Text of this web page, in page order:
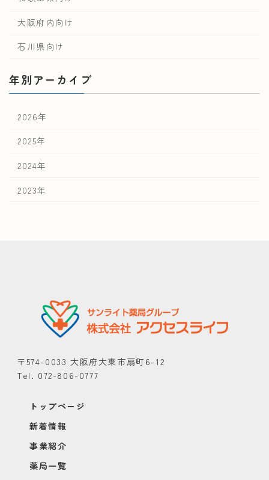
大阪府内向け
石川県向け
年別アーカイブ
2026年
2025年
2024年
2023年
〒574-0033 大阪府大東市扇町6-12
Tel. 072-806-0777
トップページ
新着情報
事業紹介
薬局一覧